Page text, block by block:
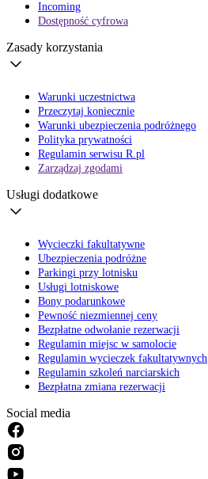
Incoming
Dostępność cyfrowa
Zasady korzystania
Warunki uczestnictwa
Przeczytaj koniecznie
Warunki ubezpieczenia podróżnego
Polityka prywatności
Regulamin serwisu R.pl
Zarządzaj zgodami
Usługi dodatkowe
Wycieczki fakultatywne
Ubezpieczenia podróżne
Parkingi przy lotnisku
Usługi lotniskowe
Bony podarunkowe
Pewność niezmiennej ceny
Bezpłatne odwołanie rezerwacji
Regulamin miejsc w samolocie
Regulamin wycieczek fakultatywnych
Regulamin szkoleń narciarskich
Bezpłatna zmiana rezerwacji
Social media